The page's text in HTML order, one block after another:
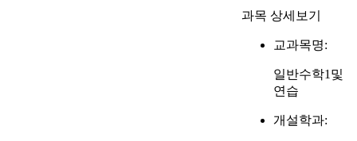
과목 상세보기
교과목명:
일반수학1및
연습
개설학과: